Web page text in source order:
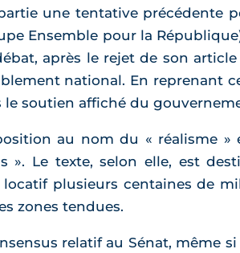
une tentative précédente
Ensemble pour la
après le rejet de son
national. En reprenant
le soutien affiché du
au nom du « réalisme »
Le texte, selon elle, est
plusieurs centaines de
zones tendues.
relatif au Sénat, même